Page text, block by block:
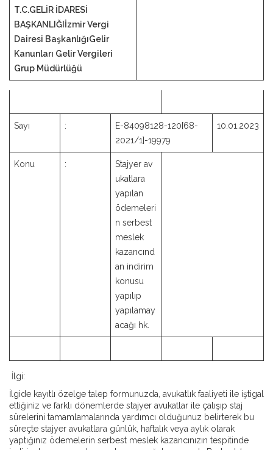
T.C.GELİR İDARESİ
BAŞKANLIĞI İzmir Vergi
Dairesi BaşkanlığıGelir
Kanunları Gelir Vergileri
Grup Müdürlüğü
Sayı :
E-84098128-120[68-
2021/1]-19979
10.01.2023
Konu :
Stajyer av
ukatlara
yapılan
ödemeleri
n serbest
meslek
kazancınd
an indirim
konusu
yapılıp
yapılamay
acağı hk.
İlgi:
İlgide kayıtlı özelge talep formunuzda, avukatlık faaliyeti ile iştigal
ettiğiniz ve farklı dönemlerde stajyer avukatlar ile çalışıp staj
sürelerini tamamlamalarında yardımcı olduğunuz belirterek bu
süreçte stajyer avukatlara günlük, haftalık veya aylık olarak
yaptığınız ödemelerin serbest meslek kazancınızın tespitinde